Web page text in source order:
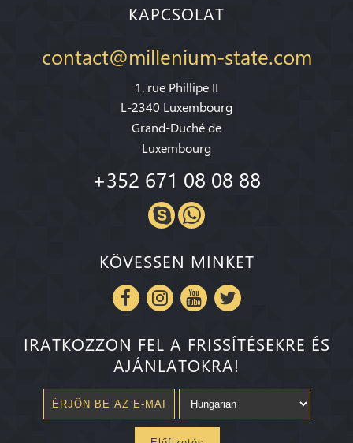
KAPCSOLAT
contact@millenium-state.com
1. rue Phillipe II
L-2340 Luxembourg
Grand-Duché de
Luxembourg
+352 671 08 08 88
KÖVESSEN MINKET
IRATKOZZON FEL A FRISSÍTÉSEKRE ÉS
AJÁNLATOKRA!